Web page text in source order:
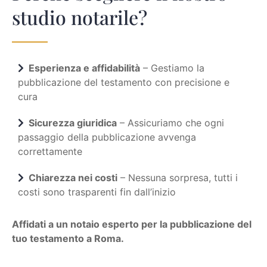
studio notarile?
Esperienza e affidabilità – Gestiamo la
pubblicazione del testamento con precisione e
cura
Sicurezza giuridica – Assicuriamo che ogni
passaggio della pubblicazione avvenga
correttamente
Chiarezza nei costi – Nessuna sorpresa, tutti i
costi sono trasparenti fin dall’inizio
Affidati a un notaio esperto per la pubblicazione del
tuo testamento a Roma.